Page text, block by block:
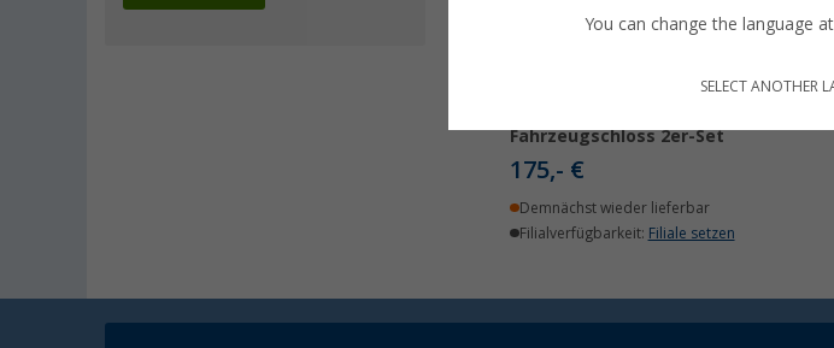
Fahrzeugschloss 2er-Set
175,- €
Demnächst wieder lieferbar
Filialverfügbarkeit: Filiale setzen
You can change the language
SELECT ANOTHER